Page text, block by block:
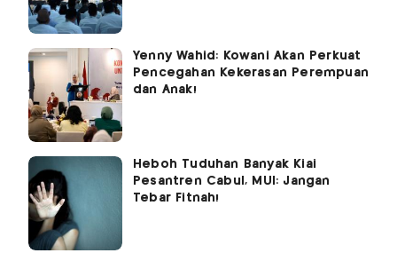
Yenny Wahid: Kowani Akan Perkuat
Pencegahan Kekerasan Perempuan
dan Anak!
Heboh Tuduhan Banyak Kiai
Pesantren Cabul, MUI: Jangan
Tebar Fitnah!